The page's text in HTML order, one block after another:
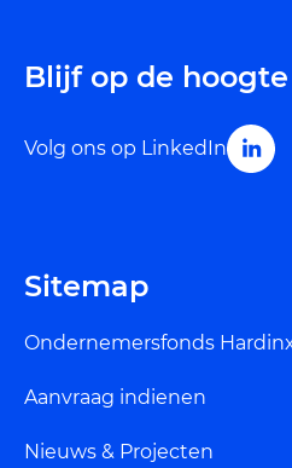
Blijf op de hoogte
Volg ons op LinkedIn
Sitemap
Ondernemersfonds
Aanvraag indienen
Nieuws & Projecten